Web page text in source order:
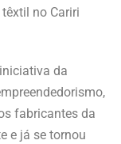
no Cariri
da
fabricantes da
e já se tornou